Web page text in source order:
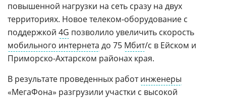
повышенной нагрузки на сеть сразу на двух
территориях. Новое телеком‑оборудование с
поддержкой 4G позволило увеличить скорость
мобильного интернета до 75 Мбит/с в Ейском и
Приморско-Ахтарском районах края.
В результате проведенных работинженеры
«МегаФона» разгрузили участки с высокой